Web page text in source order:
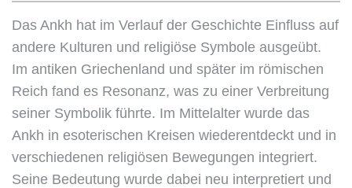
Das Ankh hat im Verlauf der Geschichte Einfluss auf
andere Kulturen und religiöse Symbole ausgeübt.
Im antiken Griechenland und später im römischen
Reich fand es Resonanz, was zu einer Verbreitung
seiner Symbolik führte. Im Mittelalter wurde das
Ankh in esoterischen Kreisen wiederentdeckt und in
verschiedenen religiösen Bewegungen integriert.
Seine Bedeutung wurde dabei neu interpretiert und